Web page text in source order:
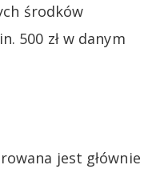
środków
500 zł w danym
jest głównie